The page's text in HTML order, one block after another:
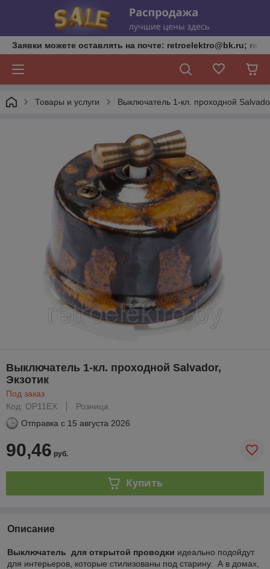
Заявки можете оставлять на почте: retroelektro@bk.ru;
Товары и услуги Выключатель 1-кл. проходной
Выключатель 1-кл. проходной Salvador,
Экзотик
Под заказ
Код: OP11EX
Розница
Отправка с 15 августа 2026
90,46 руб.
Купить
Описание
Выключатель для открытой проводки идеально подойдут
для интерьеров, которые стилизованы под старину. А в домах,